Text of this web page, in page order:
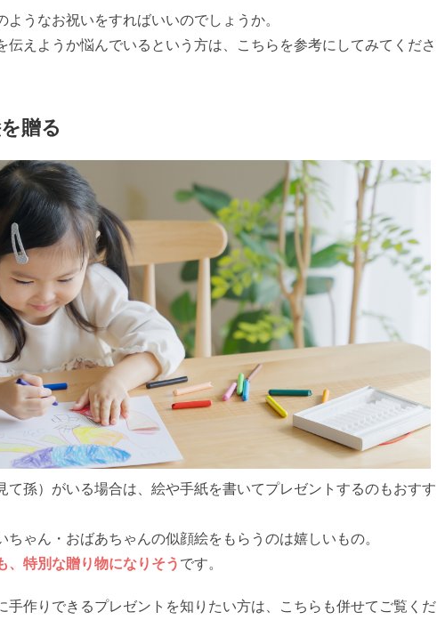
ようなお祝いをすればいいのでしょうか。
伝えようか悩んでいるという方は、こちらを参考にしてみてくださ
贈る
て孫）がいる場合は、絵や手紙を書いてプレゼントするのもおすす
ちゃん・おばあちゃんの似顔絵をもらうのは嬉しいもの。
、特別な贈り物になりそう です。
手作りできるプレゼントを知りたい方は、こちらも併せてご覧くだ